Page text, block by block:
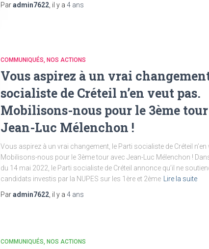
Paradmin7622, il y a 4 ans
COMMUNIQUÉS NOS ACTIONS
Vous aspirez à un vrai
socialiste de Créteil n’en veut pas.
Mobilisons-nous pour le 3ème
Jean-Luc Mélenchon !
Vous aspirez à un vrai changement, le Parti socialiste de Créteil n’en
Mobilisons-nous pour le 3ème tour avec Jean-Luc Mélenchon !
du 14 mai 2022, le Parti socialiste de Créteil annonce qu’il ne
candidats investis par la NUPES sur les 1ère et 2ème Lire la suite
Paradmin7622, il y a 4 ans
COMMUNIQUÉS NOS ACTIONS